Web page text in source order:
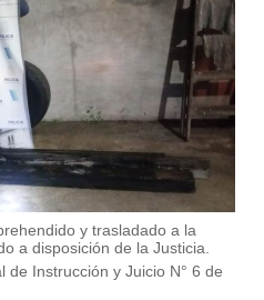
y trasladado a la
a disposición de la Justicia.
de Instrucción y Juicio N° 6 de